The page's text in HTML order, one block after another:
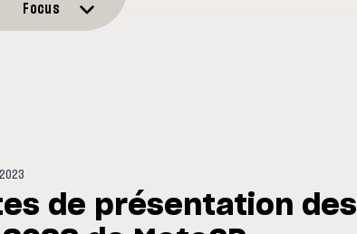
Focus
de présentation des